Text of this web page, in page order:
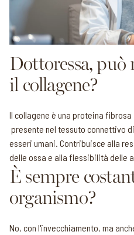
Dottoressa, può
il collagene?
Il collagene è una proteina
presente nel tessuto connettivo
esseri umani. Contribuisce alla
delle ossa e alla flessibilità delle
È sempre
organismo?
No, con l'invecchiamento, ma